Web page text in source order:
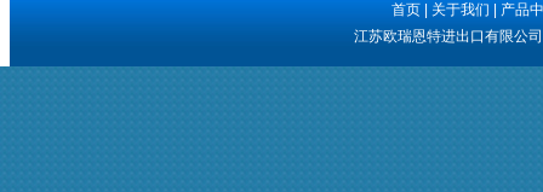
首页| 关于我们
产品
江苏欧瑞恩特进出口有限公